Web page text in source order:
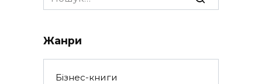
for:
Жанри
Бізнес-книги